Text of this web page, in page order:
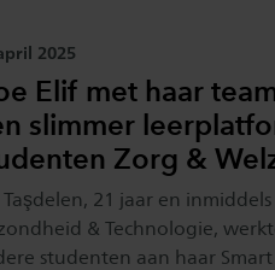
2025
Elif met haar
slimmer
Zorg &
Taşdelen, 21 jaar en
& Technologie,
studenten aan haar